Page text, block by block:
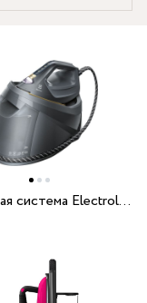
Гладильная система Electrolux E8ST1-8EGM